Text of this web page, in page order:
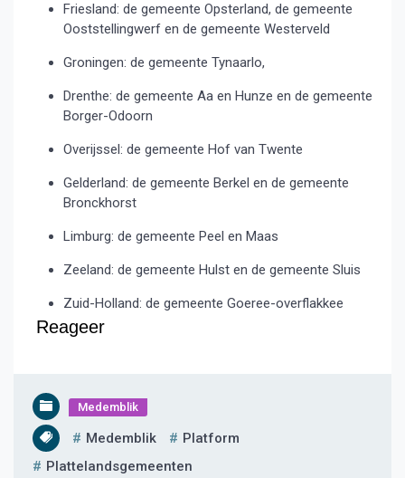
Friesland: de gemeente Opsterland, de gemeente
Ooststellingwerf en de gemeente Westerveld
Groningen: de gemeente Tynaarlo,
Drenthe: de gemeente Aa en Hunze en de gemeente
Borger-Odoorn
Overijssel: de gemeente Hof van Twente
Gelderland: de gemeente Berkel en de gemeente
Bronckhorst
Limburg: de gemeente Peel en Maas
Zeeland: de gemeente Hulst en de gemeente Sluis
Zuid-Holland: de gemeente Goeree-overflakkee
Reageer
Medemblik
Medemblik
Platform
Plattelandsgemeenten